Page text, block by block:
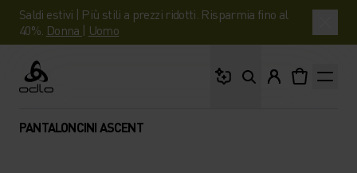
Saldi estivi | Più stili a prezzi ridotti. Risparmia fino al
40%. Donna | Uomo
Odlo
PANTALONCINI ASCENT